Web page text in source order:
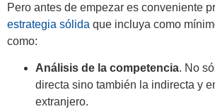
Pero antes de empezar es conveniente
estrategia sólida que incluya como
como:
Análisis de la competencia. No
directa sino también la indirecta y
extranjero.